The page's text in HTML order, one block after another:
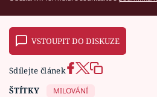
VSTOUPIT DO DISKUZE
Sdílejte článek
ŠTÍTKY
MILOVÁNÍ